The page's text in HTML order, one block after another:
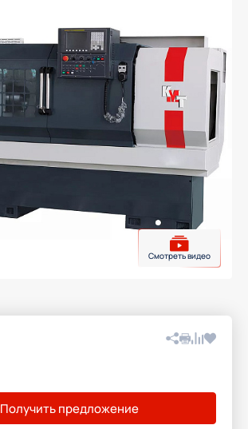
Смотреть видео
Telegram
WhatsApp
Получить предложение